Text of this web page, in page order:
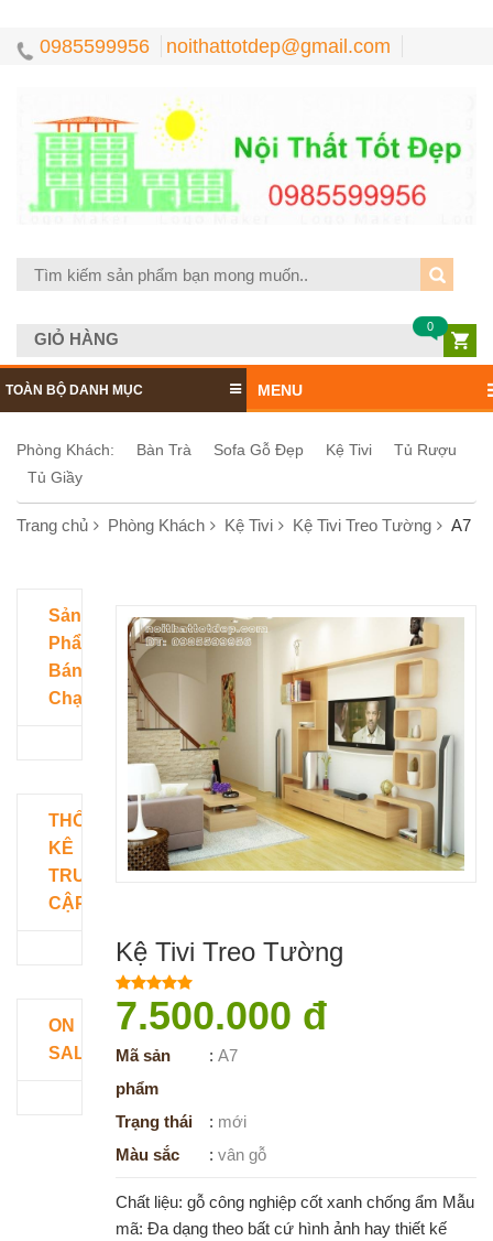
0985599956 noithattotdep@gmail.com
GIỎ HÀNG
0
TOÀN BỘ DANH MỤC MENU
Phòng Khách: Bàn Trà Sofa Gỗ Đẹp Kệ Tivi
Tủ Rượu
Tủ Giầy
Trang chủ Phòng Khách Kệ Tivi Kệ Tivi Treo Tường A7
Sản
Phẩm
Bán
Chạy
THỐNG
KÊ
TRUY
CẬP
ON
SALE
Kệ Tivi Treo Tường
7.500.000 đ
Mã sản
phẩm
: A7
Trạng thái : mới
Màu sắc
: vân gỗ
Chất liệu: gỗ công nghiệp cốt xanh chống ẩm Mẫu
mã: Đa dạng theo bất cứ hình ảnh hay thiết kế